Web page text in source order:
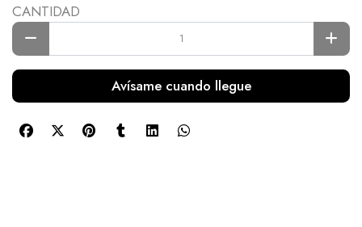
CANTIDAD
Avísame cuando llegue